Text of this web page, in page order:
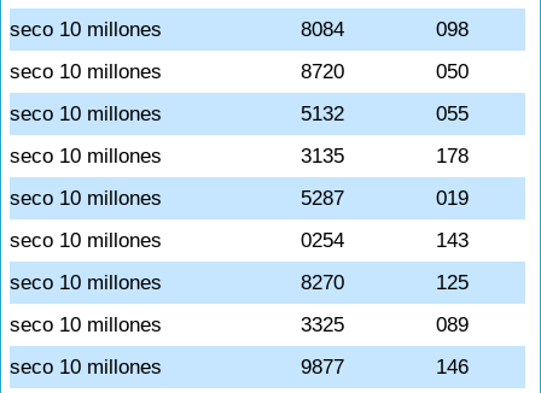
seco 10 millones
8084
098
seco 10 millones
8720
050
seco 10 millones
5132
055
seco 10 millones
3135
178
seco 10 millones
5287
019
seco 10 millones
0254
143
seco 10 millones
8270
125
seco 10 millones
3325
089
seco 10 millones
9877
146